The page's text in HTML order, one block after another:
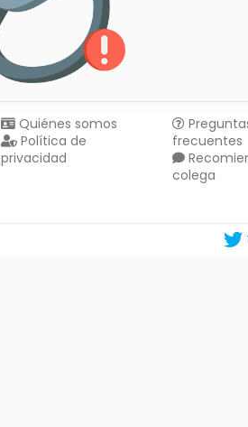
Quiénes somos
Política de
privacidad
frecuentes
colega